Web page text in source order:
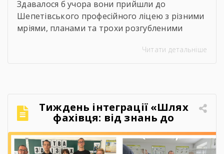
Здавалося б учора вони прийшли до
Шепетівського професійного ліцею з різними
мріями, планами та трохи розгубленими
дипломами, професією в руках і впевненістю,
поїздки, фото, меми, історії, які зрозуміють […]
Читати детальніше
Тиждень інтеграції «Шлях
фахівця: від знань до
впевнених дій»